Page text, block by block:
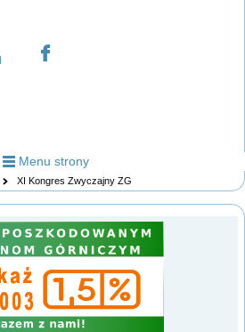
Menu strony
XI Kongres Zwyczajny ZG